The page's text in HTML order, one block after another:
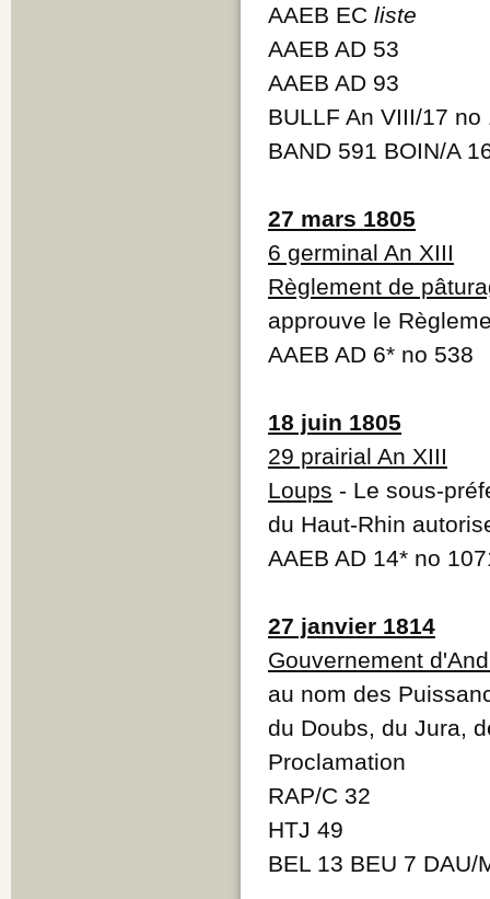
AAEB EC liste
AAEB AD 53
AAEB AD 93
BULLF An VIII/17 no
BAND 591 BOIN/A
27 mars 1805
6 germinal An XIII
Règlement de
approuve le
AAEB AD 6* no 538
18 juin 1805
29 prairial An XIII
Loups - Le sous-
du Haut-Rhin
AAEB AD 14* no
27 janvier 1814
Gouvernement
au nom des
du Doubs, du Jura,
Proclamation
RAP/C 32
HTJ 49
BEL 13 BEU 7